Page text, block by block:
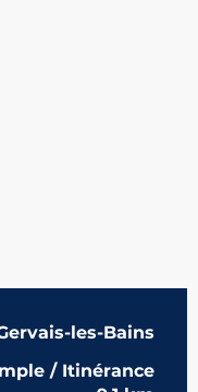
les-Bains
/ Itinérance